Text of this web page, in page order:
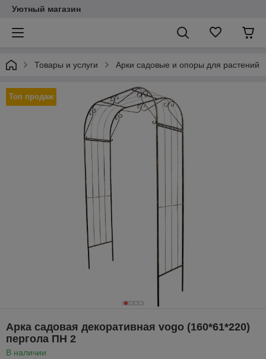
Уютный магазин
Товары и услуги Арки садовые и опоры для растений
Топ продаж
Арка садовая декоративная vogo (160*61*220)
пергола ПН 2
В наличии